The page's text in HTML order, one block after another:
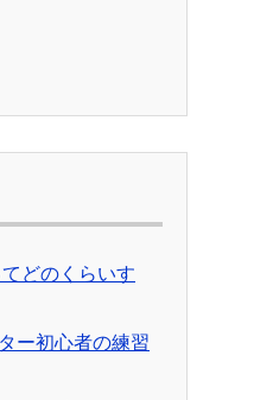
どのくらいす
ー初心者の練習